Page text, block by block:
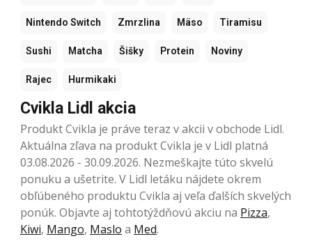
Nintendo Switch Zmrzlina Mäso Tiramisu
Sushi Matcha Šišky Protein Noviny
Rajec Hurmikaki
Cvikla Lidl akcia
Produkt Cvikla je práve teraz v akcii v obchode Lidl.
Aktuálna zľava na produkt Cvikla je v Lidl platná
03.08.2026 - 30.09.2026. Nezmeškajte túto skvelú
ponuku a ušetrite. V Lidl letáku nájdete okrem
obľúbeného produktu Cvikla aj veľa ďalších skvelých
ponúk. Objavte aj tohtotýždňovú akciu na Pizza,
Kiwi, Mango, Maslo a Med.